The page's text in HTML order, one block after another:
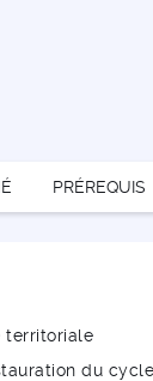
PRÉREQUIS
territoriale
du